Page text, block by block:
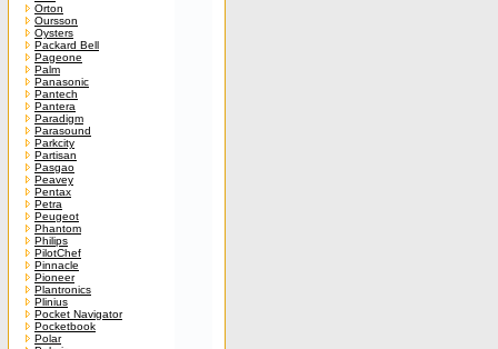
Orton
Oursson
Oysters
Packard Bell
Pageone
Palm
Panasonic
Pantech
Pantera
Paradigm
Parasound
Parkcity
Partisan
Pasgao
Peavey
Pentax
Petra
Peugeot
Phantom
Philips
PilotChef
Pinnacle
Pioneer
Plantronics
Plinius
Pocket Navigator
Pocketbook
Polar